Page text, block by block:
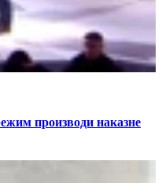
производи наказне